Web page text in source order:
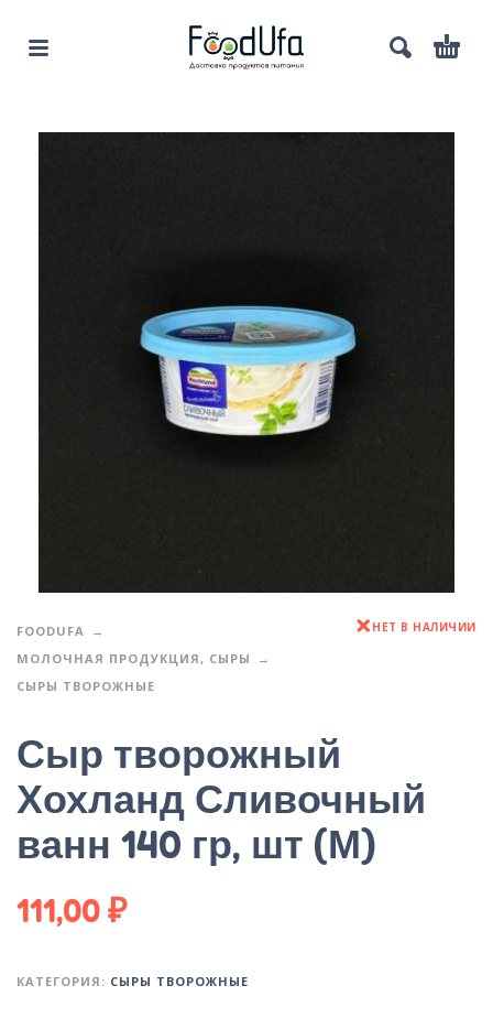
FOODUFA
МОЛОЧНАЯ ПРОДУКЦИЯ, СЫРЫ
СЫРЫ ТВОРОЖНЫЕ
НЕТ В НАЛИЧИИ
Сыр творожный
Хохланд Сливочный
ванн 140 гр, шт (М)
111,00₽
КАТЕГОРИЯ: СЫРЫ ТВОРОЖНЫЕ